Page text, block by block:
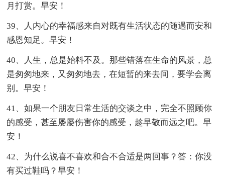
月打赏。早安！
39、人内心的幸福感来自对既有生活状态的随遇而安和
感恩知足。早安！
40、人生，总是始料不及。那些错落在生命的风景，总
是匆匆地来，又匆匆地去，在短暂的来去间，要学会离
别。早安！
41、如果一个朋友日常生活的交谈之中，完全不照顾你
的感受，甚至屡屡伤害你的感受，趁早敬而远之吧。早
安！
42、为什么说喜不喜欢和合不合适是两回事？答：你没
有买过鞋吗？早安！